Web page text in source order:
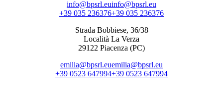
info@bpsrl.euinfo@bpsrl.eu
+39 035 236376+39 035 236376
Strada Bobbiese, 36/38
Località La Verza
29122 Piacenza (PC)
emilia@bpsrl.euemilia@bpsrl.eu
+39 0523 647994+39 0523 647994